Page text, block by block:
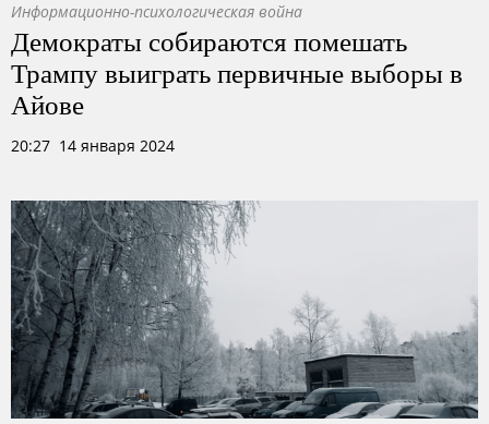
Информационно-психологическая война
Демократы собираются помешать
Трампу выиграть первичные выборы в
Айове
20:27 14 января 2024